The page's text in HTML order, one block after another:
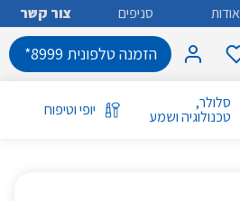
אודות סניפים צור קשר
הזמנה טלפונית 8999*
סלולר,
טכנולוגיה ושמע יופי וטיפוח